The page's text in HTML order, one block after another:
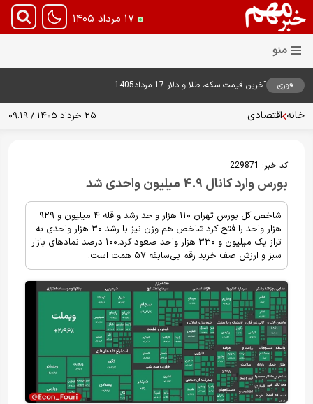
۱۷ مرداد ۱۴۰۵
فوری آخرین قیمت سکه، طلا و دلار 17 مرداد1405
خانه اقتصادی ۲۵ خرداد ۱۴۰۵ / ۰۹:۱۹
کد خبر: 229871
بورس وارد کانال ۴.۹ میلیون واحدی شد
شاخص کل بورس تهران ۱۱۰ هزار واحد رشد و قله ۴ میلیون و ۹۲۹
هزار واحد را فتح کرد.شاخص هم وزن نیز با رشد ۳۰ هزار واحدی به
تراز یک میلیون و ۳۳۰ هزار واحد صعود کرد.۱۰۰ درصد نمادهای بازار
سبز و ارزش صف خرید رقم بی‌سابقه ۵۷ همت است.